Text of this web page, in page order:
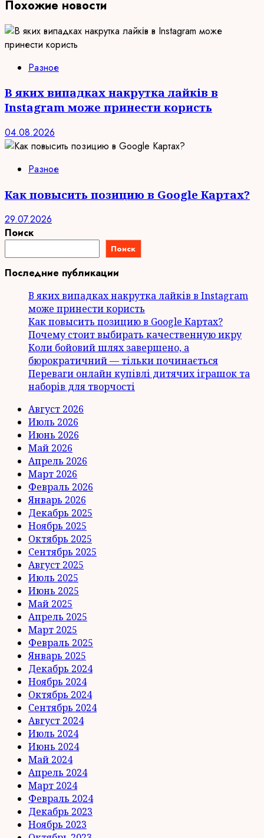
Похожие новости
Разное
В яких випадках накрутка лайків в
Instagram може принести користь
04.08.2026
Разное
Как повысить позицию в Google Картах?
29.07.2026
Поиск
Поиск
Последние публикации
В яких випадках накрутка лайків в Instagram
може принести користь
Как повысить позицию в Google Картах?
Почему стоит выбирать качественную икру
Коли бойовий шлях завершено, а
бюрократичний — тільки починається
Переваги онлайн купівлі дитячих іграшок та
наборів для творчості
Август 2026
Июль 2026
Июнь 2026
Май 2026
Апрель 2026
Март 2026
Февраль 2026
Январь 2026
Декабрь 2025
Ноябрь 2025
Октябрь 2025
Сентябрь 2025
Август 2025
Июль 2025
Июнь 2025
Май 2025
Апрель 2025
Март 2025
Февраль 2025
Январь 2025
Декабрь 2024
Ноябрь 2024
Октябрь 2024
Сентябрь 2024
Август 2024
Июль 2024
Июнь 2024
Май 2024
Апрель 2024
Март 2024
Февраль 2024
Декабрь 2023
Ноябрь 2023